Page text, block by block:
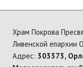
Храм Покрова
Ливенской епархии
Адрес: 303373,